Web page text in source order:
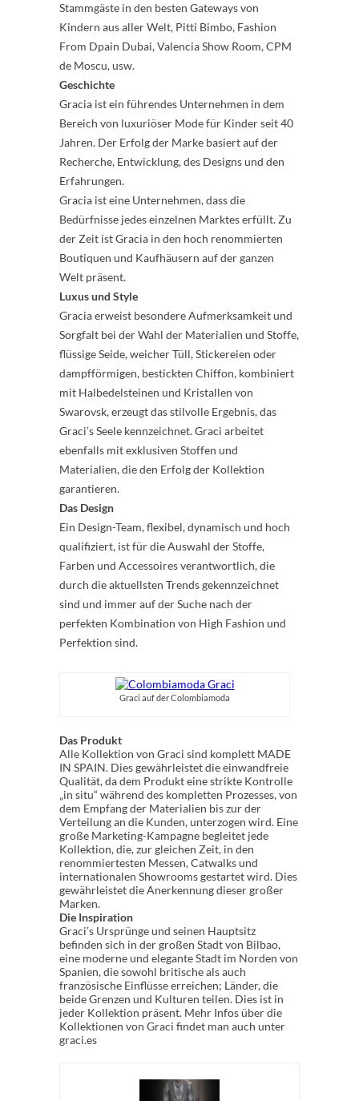
Stammgäste in den besten Gateways von
Kindern aus aller Welt, Pitti Bimbo, Fashion
From Dpain Dubai, Valencia Show Room, CPM
de Moscu, usw.
Geschichte
Gracia ist ein führendes Unternehmen in dem
Bereich von luxuriöser Mode für Kinder seit 40
Jahren. Der Erfolg der Marke basiert auf der
Recherche, Entwicklung, des Designs und den
Erfahrungen.
Gracia ist eine Unternehmen, dass die
Bedürfnisse jedes einzelnen Marktes erfüllt. Zu
der Zeit ist Gracia in den hoch renommierten
Boutiquen und Kaufhäusern auf der ganzen
Welt präsent.
Luxus und Style
Gracia erweist besondere Aufmerksamkeit und
Sorgfalt bei der Wahl der Materialien und Stoffe,
flüssige Seide, weicher Tüll, Stickereien oder
dampfförmigen, bestickten Chiffon, kombiniert
mit Halbedelsteinen und Kristallen von
Swarovsk, erzeugt das stilvolle Ergebnis, das
Graci’s Seele kennzeichnet. Graci arbeitet
ebenfalls mit exklusiven Stoffen und
Materialien, die den Erfolg der Kollektion
garantieren.
Das Design
Ein Design-Team, flexibel, dynamisch und hoch
qualifiziert, ist für die Auswahl der Stoffe,
Farben und Accessoires verantwortlich, die
durch die aktuellsten Trends gekennzeichnet
sind und immer auf der Suche nach der
perfekten Kombination von High Fashion und
Perfektion sind.
Graci auf der Colombiamoda
Das Produkt
Alle Kollektion von Graci sind komplett MADE
IN SPAIN. Dies gewährleistet die einwandfreie
Qualität, da dem Produkt eine strikte Kontrolle
„in situ“ während des kompletten Prozesses, von
dem Empfang der Materialien bis zur der
Verteilung an die Kunden, unterzogen wird. Eine
große Marketing-Kampagne begleitet jede
Kollektion, die, zur gleichen Zeit, in den
renommiertesten Messen, Catwalks und
internationalen Showrooms gestartet wird. Dies
gewährleistet die Anerkennung dieser großer
Marken.
Die Inspiration
Graci’s Ursprünge und seinen Hauptsitz
befinden sich in der großen Stadt von Bilbao,
eine moderne und elegante Stadt im Norden von
Spanien, die sowohl britische als auch
französische Einflüsse erreichen; Länder, die
beide Grenzen und Kulturen teilen. Dies ist in
jeder Kollektion präsent. Mehr Infos über die
Kollektionen von Graci findet man auch unter
graci.es